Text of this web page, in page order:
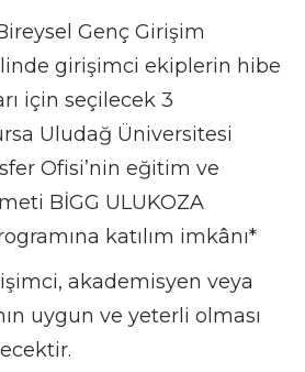
Genç Girişim
girişimci ekiplerin hibe
için seçilecek 3
Uludağ Üniversitesi
Ofisi’nin eğitim ve
BİGG ULUKOZA
katılım imkânı*
akademisyen veya
uygun ve yeterli olması